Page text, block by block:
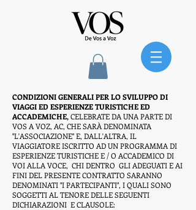
CONDIZIONI GENERALI PER LO SVILUPPO DI
VIAGGI ED ESPERIENZE TURISTICHE ED
ACCADEMICHE,CELEBRATE DA UNA PARTE DI
VOS A VOZ, AC, CHE SARÀ DENOMINATA
"L'ASSOCIAZIONE" E, DALL'ALTRA, IL
VIAGGIATORE ISCRITTO AD UN PROGRAMMA DI
ESPERIENZE TURISTICHE E / O ACCADEMICO DI
VOI ALLA VOCE, CHI DENTRO GLI ADEGUATI E AI
FINI DEL PRESENTE CONTRATTO SARANNO
DENOMINATI "I PARTECIPANTI", I QUALI SONO
SOGGETTI AL TENORE DELLE SEGUENTI
DICHIARAZIONI E CLAUSOLE: